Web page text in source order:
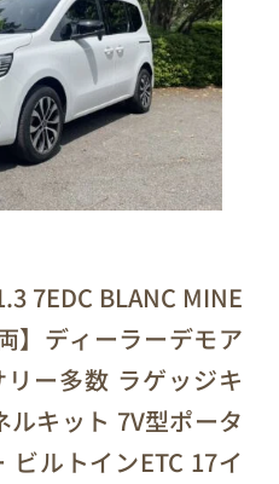
7EDC BLANC MINE
】ディーラーデモア
ー多数 ラゲッジキ
キット 7V型ポータ
ルトインETC 17イ